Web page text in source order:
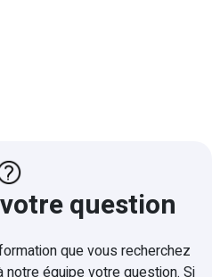
question
que vous recherchez